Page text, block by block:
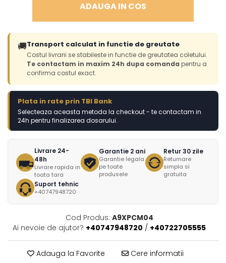
ADAUGA IN COS
🚚Transport calculat in functie de greutate
Costul livrarii se stabileste in functie de greutatea coletului.
Te contactam in maxim 24h dupa comanda pentru a
confirma costul exact.
Plata in rate prin TBI Bank
Selecteaza aceasta metoda la checkout - te contactam in
24h pentru finalizarea dosarului.
Livrare 24-
48h
Livrare rapida in
toata tara
Garantie 2 ani
Garantie legala
pe toate
produsele
Retur 30 zile
Returnare
simpla si
gratuita
Suport tehnic
+40747948720
Cod Produs: A9XPCM04
Ai nevoie de ajutor? +40747948720 / +40722705555
Adauga la Favorite Cere informatii